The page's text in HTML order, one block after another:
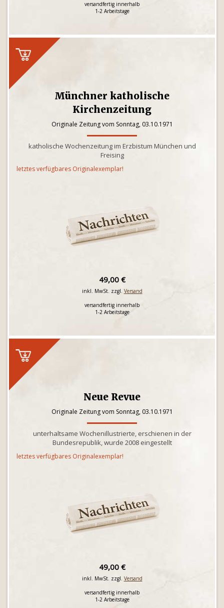
versandfertig innerhalb
1-2 Arbeitstage
Münchner katholische
Kirchenzeitung
Originale Zeitung vom Sonntag, 03.10.1971
katholische Wochenzeitung im Erzbistum München und
Freising
letztes verfügbares Originalexemplar!
49,00 €
inkl. MwSt. zzgl. Versand
versandfertig innerhalb
1-2 Arbeitstage
Neue Revue
Originale Zeitung vom Sonntag, 03.10.1971
unterhaltsame Wochenillustrierte, erschienen in der
Bundesrepublik, wurde 2008 eingestellt
letztes verfügbares Originalexemplar!
49,00 €
inkl. MwSt. zzgl. Versand
versandfertig innerhalb
1-2 Arbeitstage